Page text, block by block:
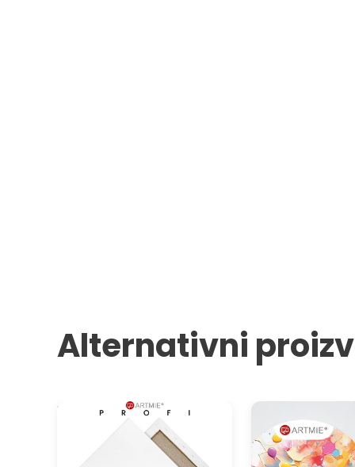
Alternativni
3D Slikarsko platno na ramu
ARTMIE okruglo
na ramu